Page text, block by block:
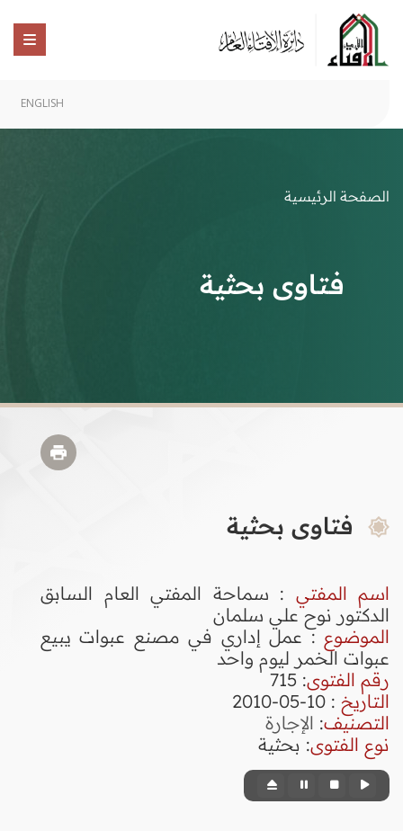
ENGLISH
الصفحة الرئيسية
فتاوى بحثية
فتاوى بحثية
اسم المفتي : سماحة المفتي العام السابق
الدكتور نوح علي سلمان
الموضوع : عمل إداري في مصنع عبوات يبيع
عبوات الخمر ليوم واحد
رقم الفتوى:
715
التاريخ : 10-05-2010
التصنيف: الإجارة
نوع الفتوى: بحثية